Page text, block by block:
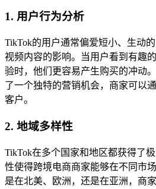
1. 用户行为分析
TikTok的用户通常偏爱短小、生动
视频内容的影响。当用户看到有趣
验时，他们更容易产生购买的冲动
了一个独特的营销机会，商家可以
客户。
2. 地域多样性
TikTok在多个国家和地区都获得了
性使得跨境电商商家能够在不同市
是在北美、欧洲，还是在亚洲，商